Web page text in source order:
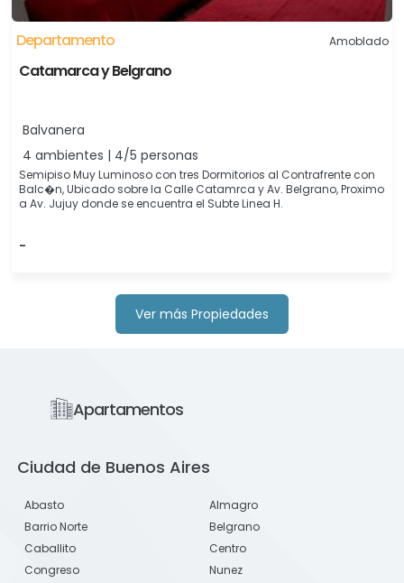
Departamento Amoblado
Catamarca y Belgrano
Balvanera
4 ambientes | 4/5 personas
Semipiso Muy Luminoso con tres Dormitorios al Contrafrente con
Balc�n, Ubicado sobre la Calle Catamrca y Av. Belgrano, Proximo
a Av. Jujuy donde se encuentra el Subte Linea H.
-
Ver más Propiedades
Apartamentos
Ciudad de Buenos Aires
Abasto
Almagro
Barrio Norte
Belgrano
Caballito
Centro
Congreso
Nunez